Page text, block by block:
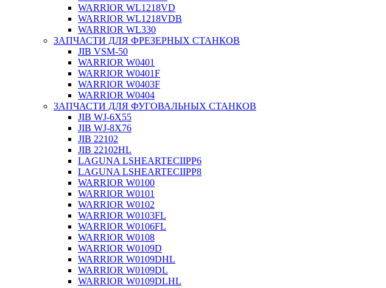
WARRIOR WL1218VD
WARRIOR WL1218VDB
WARRIOR WL330
ЗАПЧАСТИ ДЛЯ ФРЕЗЕРНЫХ СТАНКОВ
JIB VSM-50
WARRIOR W0401
WARRIOR W0401F
WARRIOR W0403F
WARRIOR W0404
ЗАПЧАСТИ ДЛЯ ФУГОВАЛЬНЫХ СТАНКОВ
JIB WJ-6X55
JIB WJ-8X76
JIB 22102
JIB 22102HL
LAGUNA LSHEARTECIIPP6
LAGUNA LSHEARTECIIPP8
WARRIOR W0100
WARRIOR W0101
WARRIOR W0102
WARRIOR W0103FL
WARRIOR W0106FL
WARRIOR W0108
WARRIOR W0109D
WARRIOR W0109DHL
WARRIOR W0109DL
WARRIOR W0109DLHL